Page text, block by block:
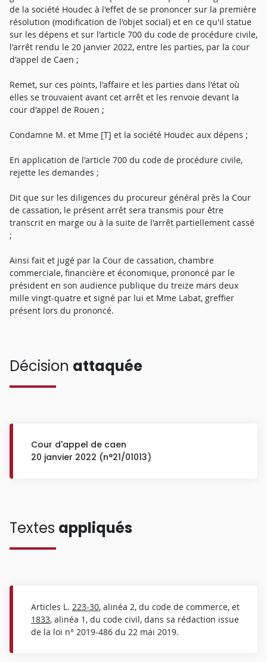
de la société Houdec à l'effet de se prononcer sur la première
résolution (modification de l'objet social) et en ce qu'il statue
sur les dépens et sur l'article 700 du code de procédure civile,
l'arrêt rendu le 20 janvier 2022, entre les parties, par la cour
d'appel de Caen ;
Remet, sur ces points, l'affaire et les parties dans l'état où
elles se trouvaient avant cet arrêt et les renvoie devant la
cour d'appel de Rouen ;
Condamne M. et Mme [T] et la société Houdec aux dépens ;
En application de l'article 700 du code de procédure civile,
rejette les demandes ;
Dit que sur les diligences du procureur général près la Cour
de cassation, le présent arrêt sera transmis pour être
transcrit en marge ou à la suite de l'arrêt partiellement cassé
;
Ainsi fait et jugé par la Cour de cassation, chambre
commerciale, financière et économique, prononcé par le
président en son audience publique du treize mars deux
mille vingt-quatre et signé par lui et Mme Labat, greffier
présent lors du prononcé.
Décision attaquée
Cour d'appel de caen
20 janvier 2022 (n°21/01013)
Textes appliqués
Articles L. 223-30, alinéa 2, du code de commerce, et
1833, alinéa 1, du code civil, dans sa rédaction issue
de la loi n° 2019-486 du 22 mai 2019.